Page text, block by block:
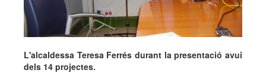
L'alcaldessa Teresa Ferrés durant la presentació avui
dels 14 projectes.